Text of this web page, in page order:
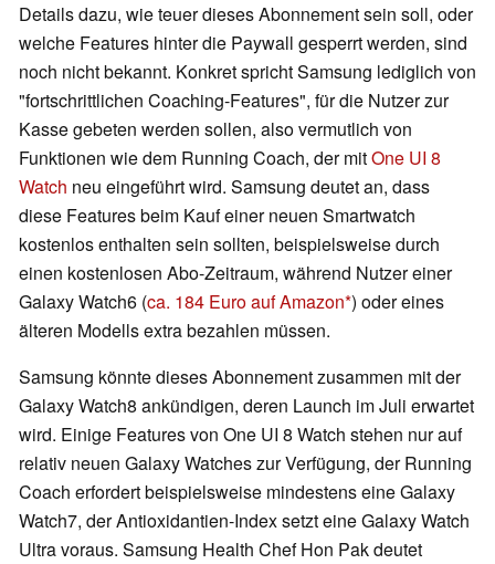
Details dazu, wie teuer dieses Abonnement sein soll, oder
welche Features hinter die Paywall gesperrt werden, sind
noch nicht bekannt. Konkret spricht Samsung lediglich von
"fortschrittlichen Coaching-Features", für die Nutzer zur
Kasse gebeten werden sollen, also vermutlich von
Funktionen wie dem Running Coach, der mitOne UI 8
Watch neu eingeführt wird. Samsung deutet an, dass
diese Features beim Kauf einer neuen Smartwatch
kostenlos enthalten sein sollten, beispielsweise durch
einen kostenlosen Abo-Zeitraum, während Nutzer einer
Galaxy Watch6 (ca. 184 Euro auf Amazon ) oder eines
älteren Modells extra bezahlen müssen.
Samsung könnte dieses Abonnement zusammen mit der
Galaxy Watch8 ankündigen, deren Launch im Juli erwartet
wird. Einige Features von One UI 8 Watch stehen nur auf
relativ neuen Galaxy Watches zur Verfügung, der Running
Coach erfordert beispielsweise mindestens eine Galaxy
Watch7, der Antioxidantien-Index setzt eine Galaxy Watch
Ultra voraus. Samsung Health Chef Hon Pak deutet